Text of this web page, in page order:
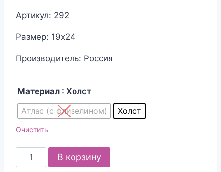
280.00₽.
Артикул: 292
Размер: 19х24
Производитель: Россия
Материал : Холст
Атлас (с флизелином)
Холст
Очистить
Количество
товара
В корзину